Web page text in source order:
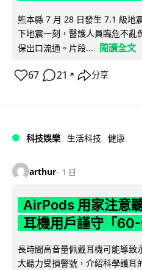
熊本縣 7 月 28 日發生 7.1 級地
下地震一刻，醫護人員臨危不亂
保出口流通。片段...
閱讀全文
67 21 ↗ 分享
科技娛樂 生活科技 健康
arthur 1 日
AirPods 用家注意
耳機用戶謹守「
長時間高音量佩戴耳機可能導致
大聽力受損警號，介紹科學護